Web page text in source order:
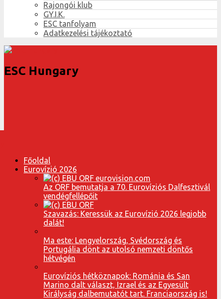
Rajongói klub
GY.I.K.
ESC tanfolyam
Adatkezelési tájékoztató
ESC Hungary
Főoldal
Eurovízió 2026
Az ORF bemutatja a 70. Eurovíziós Dalfesztivál
vendégfellépőit
Szavazás: Keressük az Eurovízió 2026 legjobb
dalát!
Ma este: Lengyelország, Svédország és
Portugália dönt az utolsó nemzeti döntős
hétvégén
Eurovíziós hétköznapok: Románia és San
Marino dalt választ, Izrael és az Egyesült
Királyság dalbemutatót tart. Franciaország is!